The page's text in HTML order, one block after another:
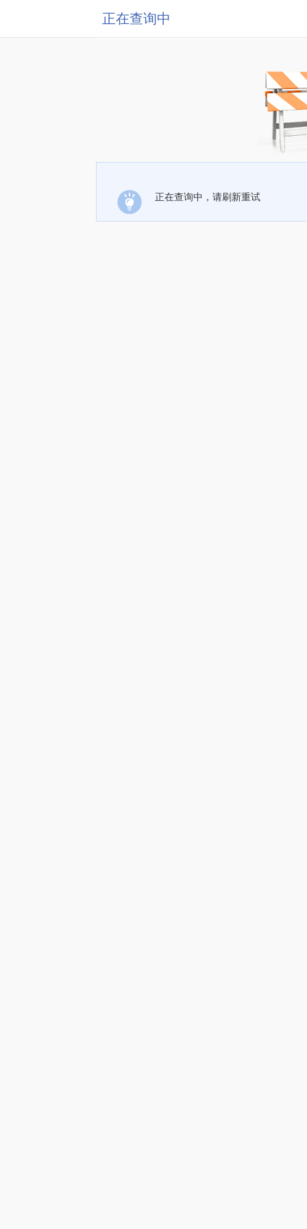
正在查询中
正在查询中，请刷新重试